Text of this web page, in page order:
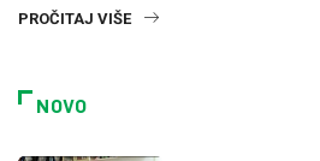
PROČITAJ VIŠE
NOVO